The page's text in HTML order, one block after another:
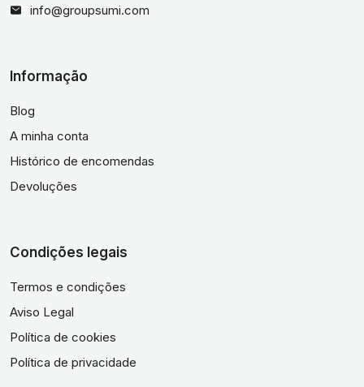
info@groupsumi.com
Informação
Blog
A minha conta
Histórico de encomendas
Devoluções
Condições legais
Termos e condições
Aviso Legal
Política de cookies
Política de privacidade